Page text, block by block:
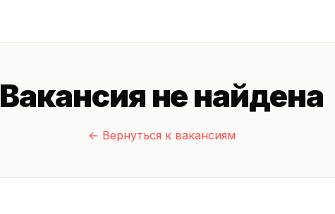
Вакансия не найдена
← Вернуться к вакансиям